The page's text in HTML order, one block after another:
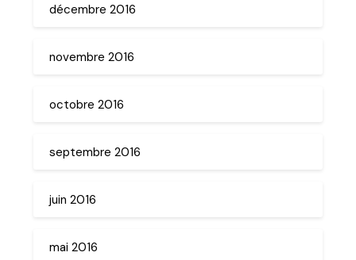
décembre 2016
novembre 2016
octobre 2016
septembre 2016
juin 2016
mai 2016